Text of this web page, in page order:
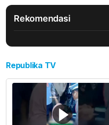
Rekomendasi
Republika TV